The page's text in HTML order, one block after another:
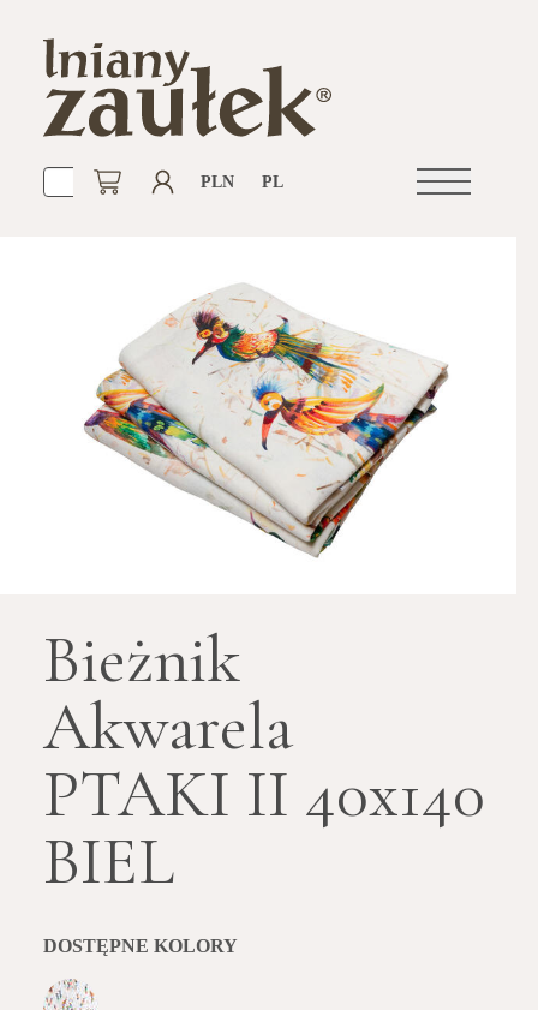
Otwórz
PLN PL
Bieżnik
Akwarela
PTAKI II 40x140
BIEL
DOSTĘPNE KOLORY